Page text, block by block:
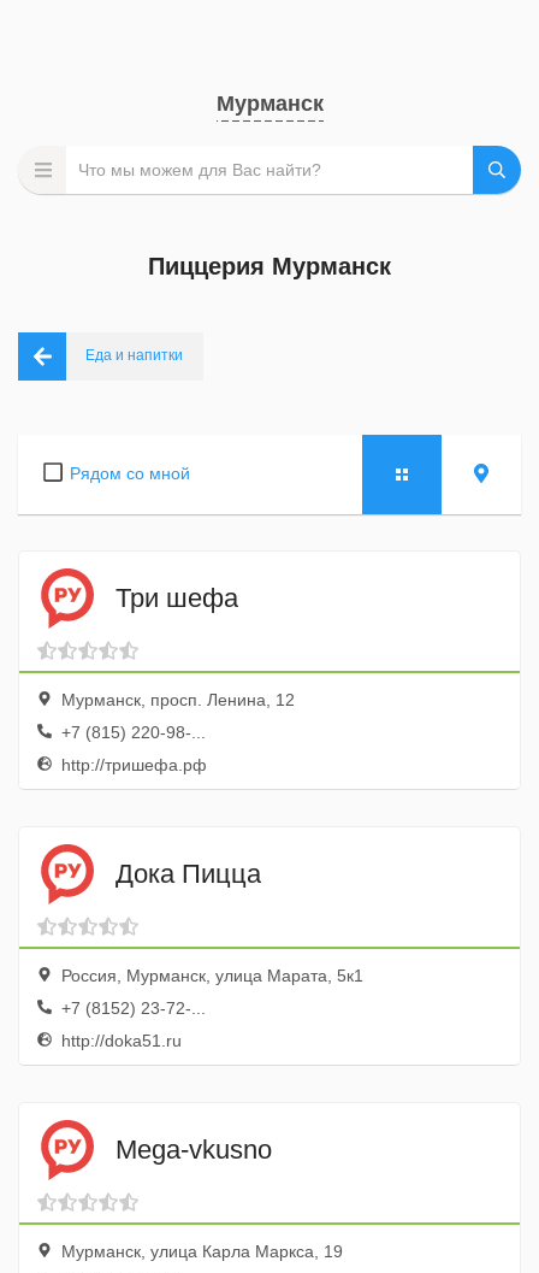
Мурманск
Пиццерия Мурманск
Еда и напитки
Рядом со мной
Три шефа
Мурманск, просп. Ленина, 12
+7 (815) 220-98-...
http://тришефа.рф
Дока Пицца
Россия, Мурманск, улица Марата, 5к1
+7 (8152) 23-72-...
http://doka51.ru
Mega-vkusno
Мурманск, улица Карла Маркса, 19